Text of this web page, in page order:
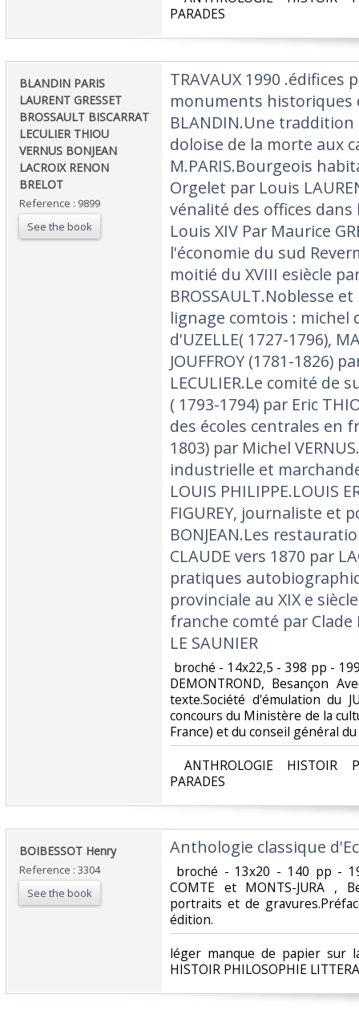
PARADES‎
‎BLANDIN PARIS
LAURENT GRESSET
BROSSAULT BISCARRAT
LECULIER THIOU
VERNUS BONJEAN
LACROIX RENON
BRELOT‎
Reference : 9899
See the book
‎TRAVAUX 1990
monuments historiques
BLANDIN.Une
doloise de la morte aux
M.PARIS.Bourgeois
Orgelet par Louis
vénalité des offices dans
Louis XIV Par Maurice
l'économie du sud
moitié du XVIII esiècle
BROSSAULT.Noblesse
lignage comtois : michel
d'UZELLE( 1727-1796),
JOUFFROY (1781-1826)
LECULIER.Le comité de
( 1793-1794) par Eric
des écoles centrales en
1803) par Michel
industrielle et
LOUIS PHILIPPE.LOUIS
FIGUREY, journaliste et
BONJEAN.Les
CLAUDE vers 1870 par
pratiques
provinciale au XIX e
franche comté par Clade
LE SAUNIER‎
broché - 14x22,5 - 398 pp -
DEMONTROND, Besançon
texte.Société d'émulation du
concours du Ministère de la
France) et du conseil général du
ANTHROLOGIE HISTOIR
PARADES‎
‎BOIBESSOT Henry‎
Reference : 3304
See the book
‎Anthologie classique
broché - 13x20 - 140 pp -
COMTE et MONTS-JURA ,
portraits et de
édition.‎
‎léger manque de papier sur
HISTOIR PHILOSOPHIE